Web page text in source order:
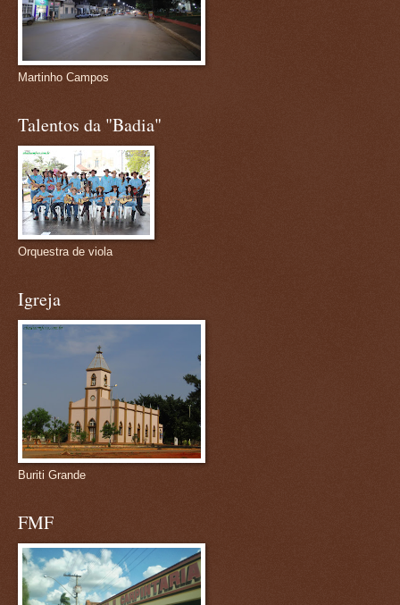
Martinho Campos
Talentos da "Badia"
Orquestra de viola
Igreja
Buriti Grande
FMF